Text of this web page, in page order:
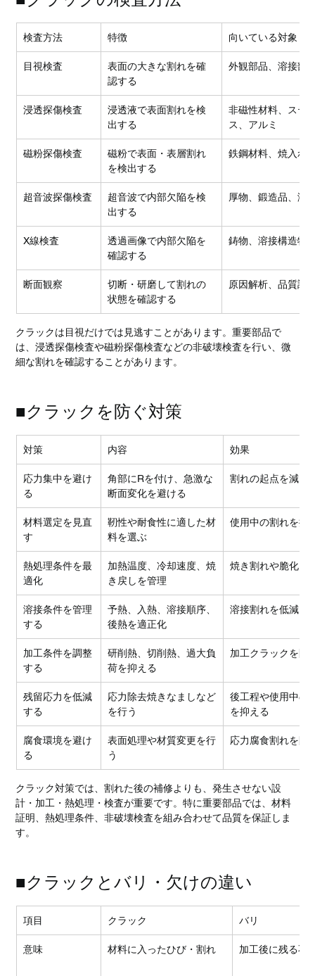
検査方法 特徴 向いている対象
目視検査
表面の大きな割れを確
認する
外観部品、溶接部
浸透探傷検査
浸透液で表面割れを検
出する
非磁性材料、ステ
ス、アルミ
磁粉探傷検査
磁粉で表面・表層割れ
を検出する
鉄鋼材料、焼入れ
超音波探傷検査
超音波で内部欠陥を検
出する
厚物、鍛造品、溶
X線検査
透過画像で内部欠陥を
確認する
鋳物、溶接構造物
断面観察
切断・研磨して割れの
状態を確認する
原因解析、品質調
クラックは目視だけでは見逃すことがあります。重要部品で
は、浸透探傷検査や磁粉探傷検査などの非破壊検査を行い、微
細な割れを確認することがあります。
■クラックを防ぐ対策
対策 内容 効果
応力集中を避け
る
角部にRを付け、急激な
断面変化を避ける
割れの起点を減ら
材料選定を見直
す
靭性や耐食性に適した材
料を選ぶ
使用中の割れを抑
熱処理条件を最
適化
加熱温度、冷却速度、焼
き戻しを管理
焼き割れや脆化を
溶接条件を管理
する
予熱、入熱、溶接順序、
後熱を適正化
溶接割れを低減
加工条件を調整
する
研削熱、切削熱、過大負
荷を抑える
加工クラックを防
残留応力を低減
する
応力除去焼きなましなど
を行う
後工程や使用中の
を抑える
腐食環境を避け
る
表面処理や材質変更を行
う
応力腐食割れを防
クラック対策では、割れた後の補修よりも、発生させない設
計・加工・熱処理・検査が重要です。特に重要部品では、材料
証明、熱処理条件、非破壊検査を組み合わせて品質を保証しま
す。
■クラックとバリ・欠けの違い
項目 クラック バリ
意味 材料に入ったひび・割れ 加工後に残る不